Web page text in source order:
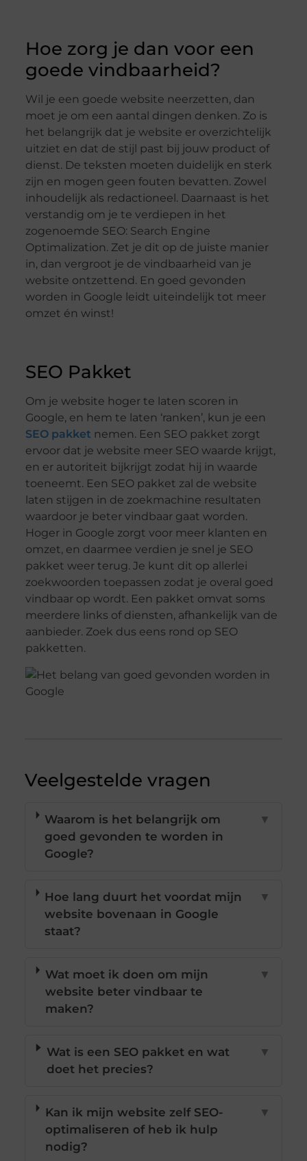
Hoe zorg je dan voor een
goede vindbaarheid?
Wil je een goede website neerzetten, dan
moet je om een aantal dingen denken. Zo is
het belangrijk dat je website er overzichtelijk
uitziet en dat de stijl past bij jouw product of
dienst. De teksten moeten duidelijk en sterk
zijn en mogen geen fouten bevatten. Zowel
inhoudelijk als redactioneel. Daarnaast is het
verstandig om je te verdiepen in het
zogenoemde SEO: Search Engine
Optimalization. Zet je dit op de juiste manier
in, dan vergroot je de vindbaarheid van je
website ontzettend. En goed gevonden
worden in Google leidt uiteindelijk tot meer
omzet én winst!
SEO Pakket
Om je website hoger te laten scoren in
Google, en hem te laten ‘ranken’, kun je een
SEO pakket nemen. Een SEO pakket zorgt
ervoor dat je website meer SEO waarde krijgt,
en er autoriteit bijkrijgt zodat hij in waarde
toeneemt. Een SEO pakket zal de website
laten stijgen in de zoekmachine resultaten
waardoor je beter vindbaar gaat worden.
Hoger in Google zorgt voor meer klanten en
omzet, en daarmee verdien je snel je SEO
pakket weer terug. Je kunt dit op allerlei
zoekwoorden toepassen zodat je overal goed
vindbaar op wordt. Een pakket omvat soms
meerdere links of diensten, afhankelijk van de
aanbieder. Zoek dus eens rond op SEO
pakketten.
Veelgestelde vragen
Waarom is het belangrijk om
goed gevonden te worden in
Google?
▼
Hoe lang duurt het voordat mijn
website bovenaan in Google
staat?
▼
Wat moet ik doen om mijn
website beter vindbaar te
maken?
▼
Wat is een SEO pakket en wat
doet het precies?
▼
Kan ik mijn website zelf SEO-
optimaliseren of heb ik hulp
nodig?
▼